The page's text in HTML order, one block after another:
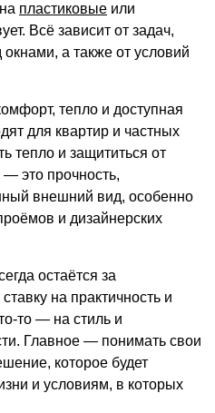
пластиковые или
Всё зависит от задач,
а также от условий
тепло и доступная
для квартир и частных
тепло и защититься от
это прочность,
внешний вид, особенно
и дизайнерских
остаётся за
на практичность и
то — на стиль и
Главное — понимать свои
которое будет
и условиям, в которых